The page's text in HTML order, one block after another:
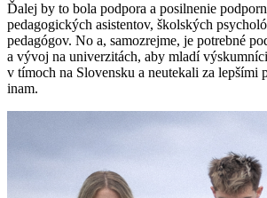
Ďalej by to bola podpora a posilnenie
pedagogických asistentov, školských
pedagógov. No a, samozrejme, je potrebné
a vývoj na univerzitách, aby mladí
v tímoch na Slovensku a neutekali za lepšími
inam.